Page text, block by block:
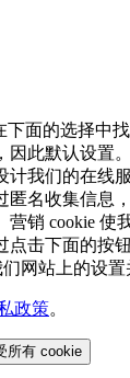
下面的选择中
此默认设置
计我们的在线
匿名收集信息
销 cookie 使
点击下面的按
网站上的设置
政策。
所有 cookie